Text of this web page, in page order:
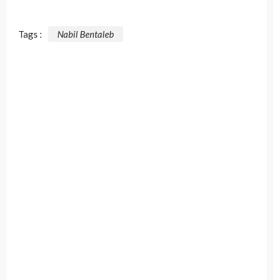
Tags : Nabil Bentaleb